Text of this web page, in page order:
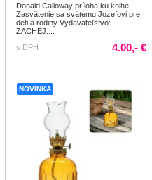
Donald Calloway príloha ku knihe
Zasvätenie sa svätému Jozefovi pre
deti a rodiny Vydavateľstvo:
ZACHEJ....
s DPH
4.00,- €
NOVINKA